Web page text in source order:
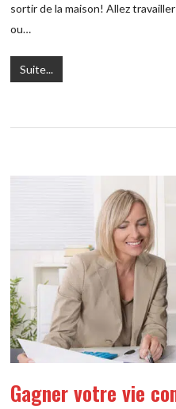
sortir de la maison! Allez
ou…
Suite...
Gagner votre vie